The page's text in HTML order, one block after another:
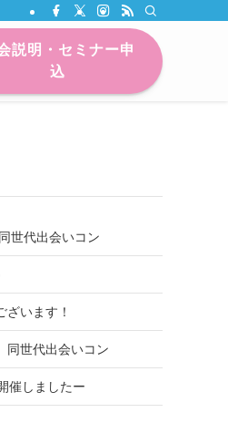
説明・セミナー申
込
世代出会いコン
ざいます！
世代出会いコン
催しましたー